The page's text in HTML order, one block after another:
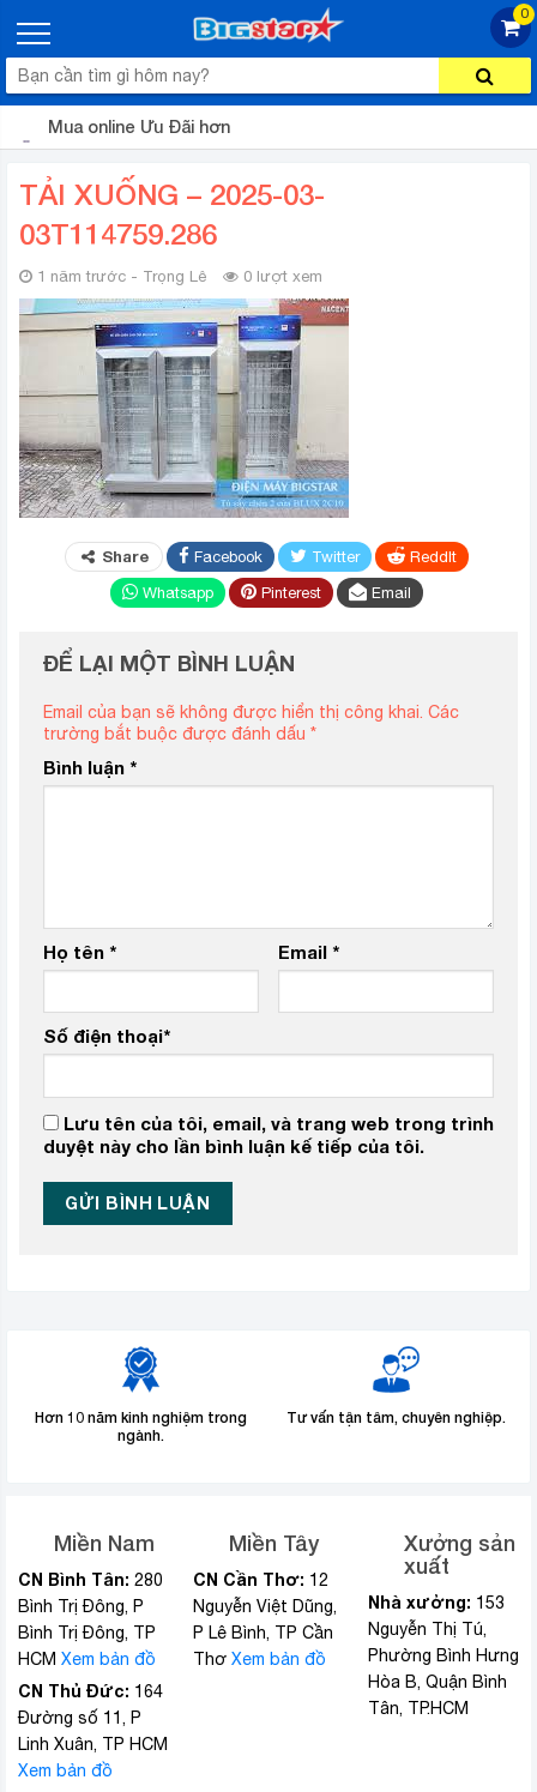
0
Mua online Ưu Đãi hơn
TẢI XUỐNG – 2025-03-
03T114759.286
1 năm trước - Trọng Lê 0 lượt xem
Share Facebook Twitter
ReddIt
Whatsapp
Pinterest Email
ĐỂ LẠI MỘT BÌNH LUẬN
Email của bạn sẽ không được hiển thị công khai. Các
trường bắt buộc được đánh dấu *
Bình luận *
Họ tên * Email *
Số điện thoại*
Lưu tên của tôi, email, và trang web trong trình
duyệt này cho lần bình luận kế tiếp của tôi.
Hơn 10 năm kinh nghiệm trong
ngành.
Tư vấn tận tâm, chuyên nghiệp.
Miền Nam
CN Bình Tân: 280
Bình Trị Đông, P
Bình Trị Đông, TP
HCM Xem bản đồ
CN Thủ Đức: 164
Đường số 11, P
Linh Xuân, TP HCM
Xem bản đồ
Miền Tây
CN Cần Thơ: 12
Nguyễn Việt Dũng,
P Lê Bình, TP Cần
Thơ Xem bản đồ
Xưởng sản
xuất
Nhà xưởng: 153
Nguyễn Thị Tú,
Phường Bình Hưng
Hòa B, Quận Bình
Tân, TP.HCM